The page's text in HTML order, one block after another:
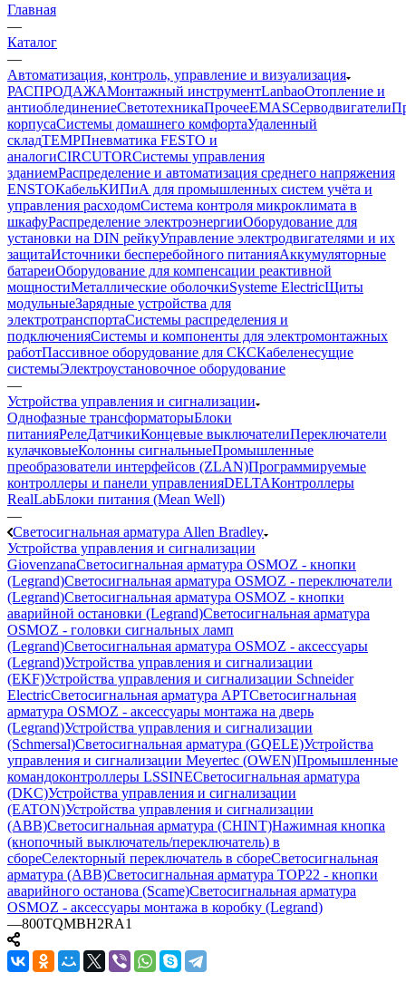
Главная
—
Каталог
—
Автоматизация, контроль, управление и визуализация
РАСПРОДАЖАМонтажный инструментLanbaoОтопление и
антиоблединениеСветотехникаПрочееEMASCерводвигатели
корпусаСистемы домашнего комфортаУдаленный
складTEMPПневматика FESTO и
аналогиCIRCUTORСистемы управления
зданиемРаспределение и автоматизация среднего напряжения
ENSTOКабельКИПиА для промышленных систем учёта и
управления расходомСистема контроля микроклимата в
шкафуРаспределение электроэнергииОборудование для
установки на DIN рейкуУправление электродвигателями и их
защитаИсточники бесперебойного питанияАккумуляторные
батареиОборудование для компенсации реактивной
мощностиМеталлические оболочкиSysteme ElectricЩиты
модульныеЗарядные устройства для
электротранспортаСистемы распределения и
подключенияСистемы и компоненты для электромонтажных
работПассивное оборудование для СКСКабеленесущие
системыЭлектроустановочное оборудование
—
Устройства управления и сигнализации
Однофазные трансформаторыБлоки
питанияРелеДатчикиКонцевые выключателиПереключатели
кулачковыеКолонны сигнальныеПромышленные
преобразователи интерфейсов (ZLAN)Программируемые
контроллеры и панели управленияDELTAКонтроллеры
RealLabБлоки питания (Mean Well)
—
Светосигнальная арматура Allen Bradley
Устройства управления и сигнализации
GiovenzanaСветосигнальная арматура OSMOZ - кнопки
(Legrand)Светосигнальная арматура OSMOZ - переключатели
(Legrand)Светосигнальная арматура OSMOZ - кнопки
аварийной остановки (Legrand)Светосигнальная арматура
OSMOZ - головки сигнальных ламп
(Legrand)Светосигнальная арматура OSMOZ - аксессуары
(Legrand)Устройства управления и сигнализации
(EKF)Устройства управления и сигнализации Schneider
ElectricСветосигнальная арматура APTСветосигнальная
арматура OSMOZ - аксессуары монтажа на дверь
(Legrand)Устройства управления и сигнализации
(Schmersal)Светосигнальная арматура (GQELE)Устройства
управления и сигнализации Meyertec (OWEN)Промышленные
командоконтроллеры LSSINEСветосигнальная арматура
(DKC)Устройства управления и сигнализации
(EATON)Устройства управления и сигнализации
(ABB)Светосигнальная арматура (CHINT)Нажимная кнопка
(кнопочный выключатель/переключатель) в
сбореСелекторный переключатель в сбореСветосигнальная
арматура (ABB)Светосигнальная арматура TOP22 - кнопки
аварийного останова (Scame)Светосигнальная арматура
OSMOZ - аксессуары монтажа в коробку (Legrand)
—800TQMBH2RA1